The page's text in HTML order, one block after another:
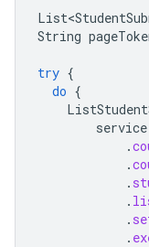
String
try {
do {
service
.
.
.
.
.
.